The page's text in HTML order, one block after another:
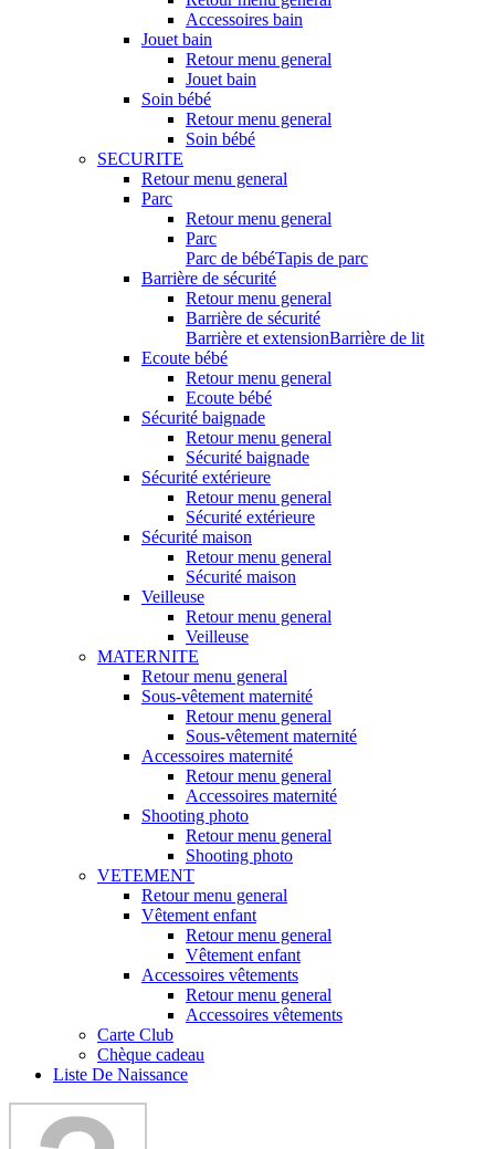
Accessoires bain
Jouet bain
Retour menu general
Jouet bain
Soin bébé
Retour menu general
Soin bébé
SECURITE
Retour menu general
Parc
Retour menu general
Parc
Parc de bébéTapis de parc
Barrière de sécurité
Retour menu general
Barrière de sécurité
Barrière et extensionBarrière de lit
Ecoute bébé
Retour menu general
Ecoute bébé
Sécurité baignade
Retour menu general
Sécurité baignade
Sécurité extérieure
Retour menu general
Sécurité extérieure
Sécurité maison
Retour menu general
Sécurité maison
Veilleuse
Retour menu general
Veilleuse
MATERNITE
Retour menu general
Sous-vêtement maternité
Retour menu general
Sous-vêtement maternité
Accessoires maternité
Retour menu general
Accessoires maternité
Shooting photo
Retour menu general
Shooting photo
VETEMENT
Retour menu general
Vêtement enfant
Retour menu general
Vêtement enfant
Accessoires vêtements
Retour menu general
Accessoires vêtements
Carte Club
Chèque cadeau
Liste De Naissance